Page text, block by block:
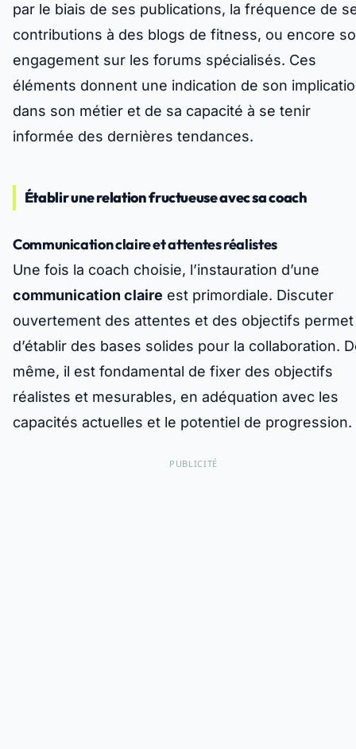
par le biais de ses publications, la fréquence de
contributions à des blogs de fitness, ou encore
engagement sur les forums spécialisés. Ces
éléments donnent une indication de son
dans son métier et de sa capacité à se tenir
informée des dernières tendances.
Établir une relation fructueuse avec sa coach
Communication claire et attentes réalistes
Une fois la coach choisie, l’instauration d’une
communication claire est primordiale. Discuter
ouvertement des attentes et des objectifs permet
d’établir des bases solides pour la collaboration.
même, il est fondamental de fixer des objectifs
réalistes et mesurables, en adéquation avec les
capacités actuelles et le potentiel de progression.
PUBLICITÉ